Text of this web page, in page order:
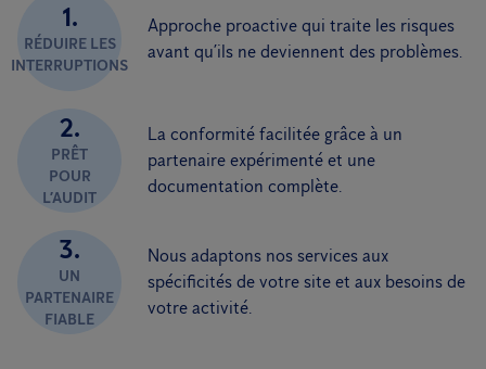
1.
RÉDUIRE LES
INTERRUPTIONS
Approche proactive qui traite les risques
avant qu’ils ne deviennent des problèmes.
2.
PRÊT
POUR
L’AUDIT
La conformité facilitée grâce à un
partenaire expérimenté et une
documentation complète.
3.
UN
PARTENAIRE
FIABLE
Nous adaptons nos services aux
spécificités de votre site et aux besoins de
votre activité.